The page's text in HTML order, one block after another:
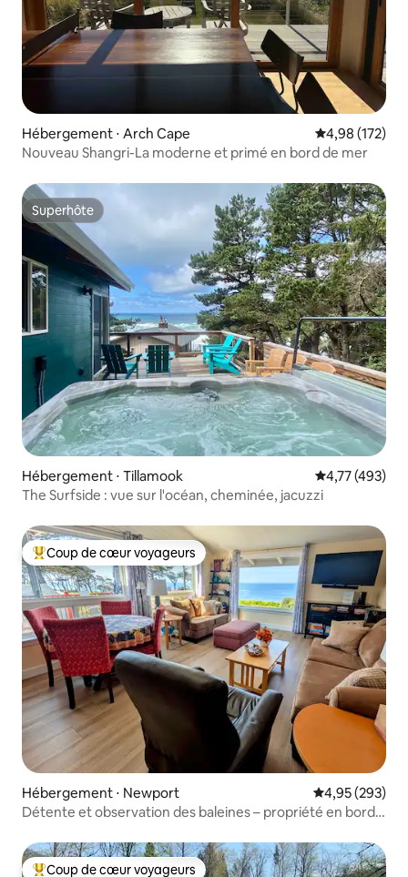
Hébergement ⋅ Arch Cape Évaluation
4,98 (172)
Nouveau Shangri-La moderne et primé en bord de mer
Superhôte
Superhôte
Hébergement ⋅ Tillamook Évaluation
4,77 (493)
The Surfside : vue sur l'océan, cheminée, jacuzzi
Coups de cœur voyageurs les plus appréciés
Coup de cœur voyageurs
Hébergement ⋅ Newport Évaluation
4,95 (293)
Détente et observation des baleines – propriété en bord
Coup de cœur voyageurs